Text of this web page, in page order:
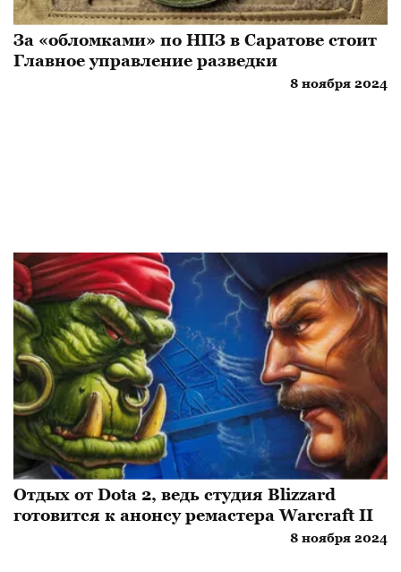
За «обломками» по НПЗ в Саратове стоит
Главное управление разведки
8 ноября 2024
Отдых от Dota 2, ведь студия Blizzard
готовится к анонсу ремастера Warcraft II
8 ноября 2024